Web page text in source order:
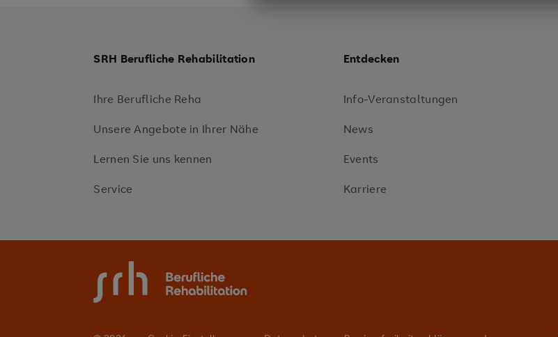
SRH Berufliche Rehabilitation
Ihre Berufliche Reha
Unsere Angebote in Ihrer Nähe
Lernen Sie uns kennen
Service
Entdecken
Info-Veranstaltungen
News
Events
Karriere